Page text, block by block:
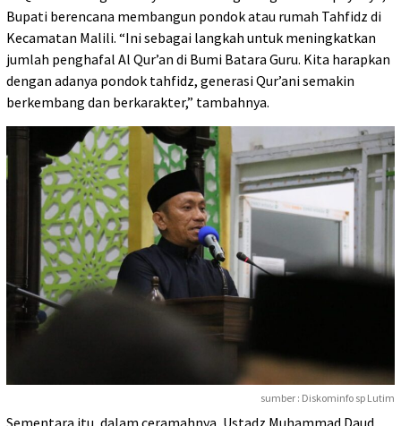
Bupati berencana membangun pondok atau rumah Tahfidz di
Kecamatan Malili. “Ini sebagai langkah untuk meningkatkan
jumlah penghafal Al Qur’an di Bumi Batara Guru. Kita harapkan
dengan adanya pondok tahfidz, generasi Qur’ani semakin
berkembang dan berkarakter,” tambahnya.
sumber : Diskominfo sp Lutim